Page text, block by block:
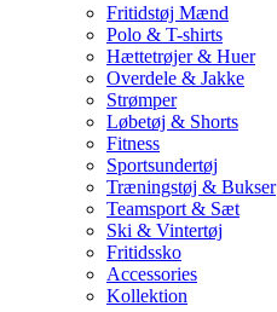
Fritidstøj Mænd
Polo & T-shirts
Hættetrøjer & Huer
Overdele & Jakke
Strømper
Løbetøj & Shorts
Fitness
Sportsundertøj
Træningstøj & Bukser
Teamsport & Sæt
Ski & Vintertøj
Fritidssko
Accessories
Kollektion